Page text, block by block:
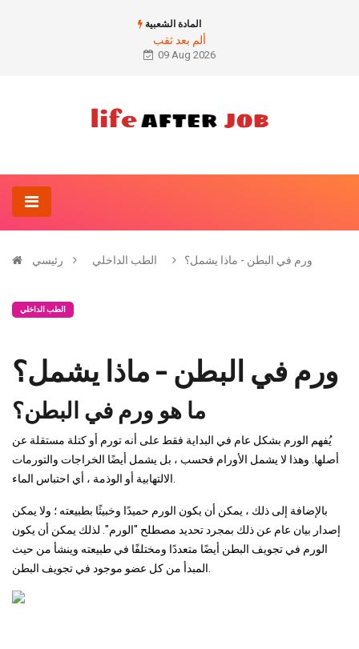
المادة الشعبية
ألم بعد ثقب
09 Aug 2026
رئيسي الطب الداخلي ورم في البطن - ماذا يشمل؟
الطب الداخلي
ورم في البطن - ماذا يشمل؟
ما هو ورم في البطن؟
يُفهم الورم بشكل عام في البداية فقط على أنه تورم أو كتلة مستقلة عن
أصلها. وهذا لا يشمل الأورام فحسب ، بل يشمل أيضًا الخراجات والتورمات
بالإضافة إلى ذلك ، يمكن أن يكون الورم حميدًا وخبيثًا بطبيعته ؛ ولا يمكن
إصدار بيان عام عن ذلك بمجرد تحديد مصطلح "الورم". لذلك يمكن أن يكون
الورم في تجويف البطن أيضًا متعددًا ومختلفًا في طبيعته وينشأ من حيث